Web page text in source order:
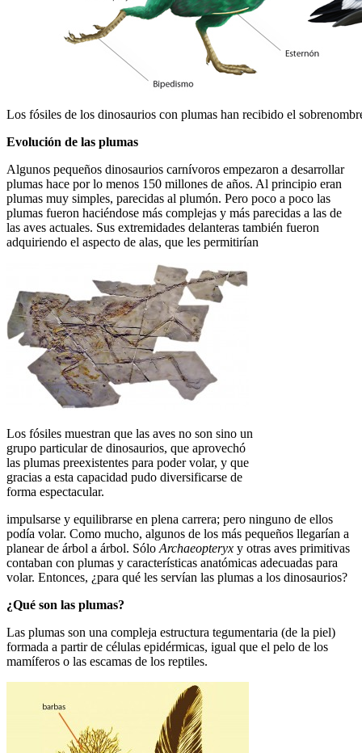
Los fósiles de los dinosaurios con plumas han recibido el
Evolución de las plumas
Algunos pequeños dinosaurios carnívoros empezaron a desarrollar
plumas hace por lo menos 150 millones de años. Al principio eran
plumas muy simples, parecidas al plumón. Pero poco a poco las
plumas fueron hacién­dose más complejas y más parecidas a las de
las aves actuales. Sus extremidades delanteras también fueron
adquiriendo el aspecto de alas, que les permitirían
Los fósiles muestran que las aves no son sino un
grupo particular de dinosaurios, que aprovechó
las plumas preexistentes para poder volar, y que
gracias a esta capacidad pudo diversificarse de
forma espectacular.
impulsarse y equili­brarse en plena carrera; pero ninguno de ellos
podía volar. Como mucho, algunos de los más pequeños llegarían a
planear de árbol a árbol. Sólo Archaeopteryx y otras aves primitivas
con­taban con plumas y características anatómicas adecuadas para
volar. Entonces, ¿para qué les servían las plumas a los dinosaurios?
¿Qué son las plumas?
Las plumas son una compleja estructura tegu­mentaria (de la piel)
formada a partir de células epidérmicas, igual que el pelo de los
mamíferos o las escamas de los reptiles.